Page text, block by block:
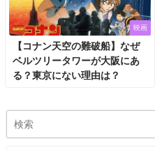
映画
【コナン天空の難破船】なぜ
ベルツリータワーが大阪にあ
る？東京にない理由は？